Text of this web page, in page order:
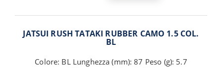
JATSUI RUSH TATAKI RUBBER CAMO 1.5 COL.
BL
Colore: BL Lunghezza (mm): 87 Peso (g): 5.7